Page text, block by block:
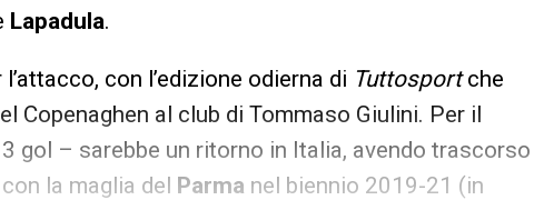
Lapadula.
con l’edizione odierna di Tuttosportche
Copenaghen al club di Tommaso Giulini. Per il
gol – sarebbe un ritorno in Italia, avendo trascorso
la maglia del Parma nel biennio 2019-21 (in